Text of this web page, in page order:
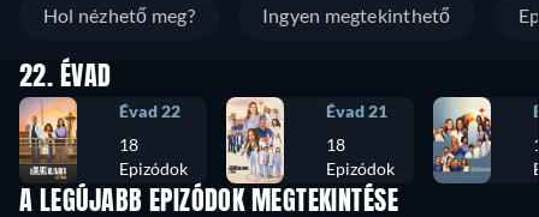
Hol nézhető meg? Ingyen megtekinthető
22. ÉVAD
Évad 22
18
Epizódok
Évad 21
18
Epizódok
A LEGÚJABB EPIZÓDOK MEGTEKINTÉSE